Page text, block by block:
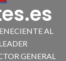
AL
GENERAL